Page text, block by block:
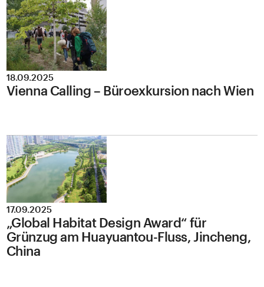
18.09.2025
Vienna Calling – Büroexkursion nach Wien
17.09.2025
„Global Habitat Design Award“ für
Grünzug am Huayuantou-Fluss, Jincheng,
China